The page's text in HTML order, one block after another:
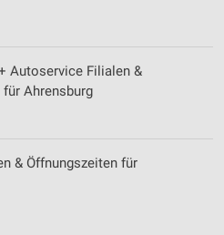
Autoservice Filialen &
Ahrensburg
& Öffnungszeiten für
Auswahl